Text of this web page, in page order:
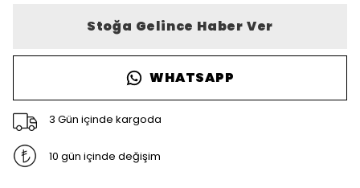
Stoğa Gelince Haber Ver
WHATSAPP
3 Gün içinde kargoda
10 gün içinde değişim